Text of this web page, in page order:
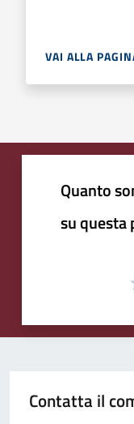
VAI ALLA
Quanto
su questa
Contatta il